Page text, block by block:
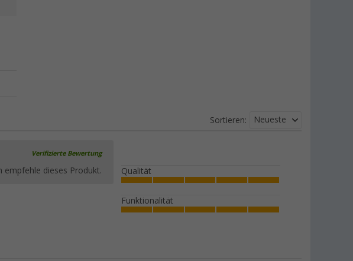
Berger Ersatz-Kunststoffkappen für
Sortieren: Neueste
Verifizierte Bewertung
empfehle dieses Produkt. Qualität
Funktionalität